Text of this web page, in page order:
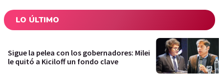
LO ÚLTIMO
Sigue la pelea con los gobernadores: Milei
le quitó a Kiciloff un fondo clave